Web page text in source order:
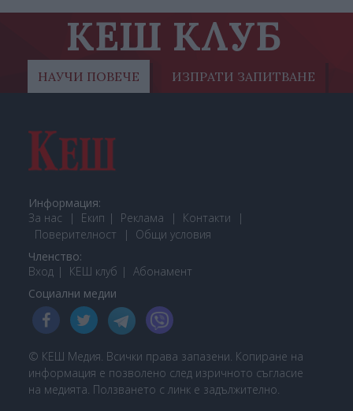
КЕШ КЛУБ
НАУЧИ ПОВЕЧЕ ИЗПРАТИ ЗАПИТВАНЕ
Информация:
За нас
Екип Реклама
Контакти
Поверителност
Общи условия
Членство:
Вход
КЕШ клуб Абонамент
Социални медии
© КЕШ Медия. Всички права запазени. Копиране на
информация е позволено след изричното съгласие
на медията. Ползването с линк е задължително.